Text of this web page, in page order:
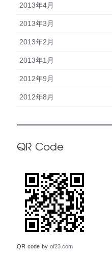
2013年4月
2013年3月
2013年2月
2013年1月
2012年9月
2012年8月
QR Code
QR code by of23.com